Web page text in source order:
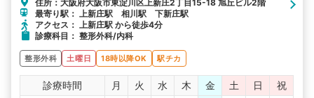
住所：大阪府大阪市東淀川区上新庄2丁目15-18 旭丘ビル2階
最寄り駅： 上新庄駅 相川駅 下新庄駅
アクセス： 上新庄駅 から徒歩4分
診療科目： 整形外科/内科
整形外科 土曜日 18時以降OK 駅チカ
診療時間 月 火 水 木 金 土 日
祝